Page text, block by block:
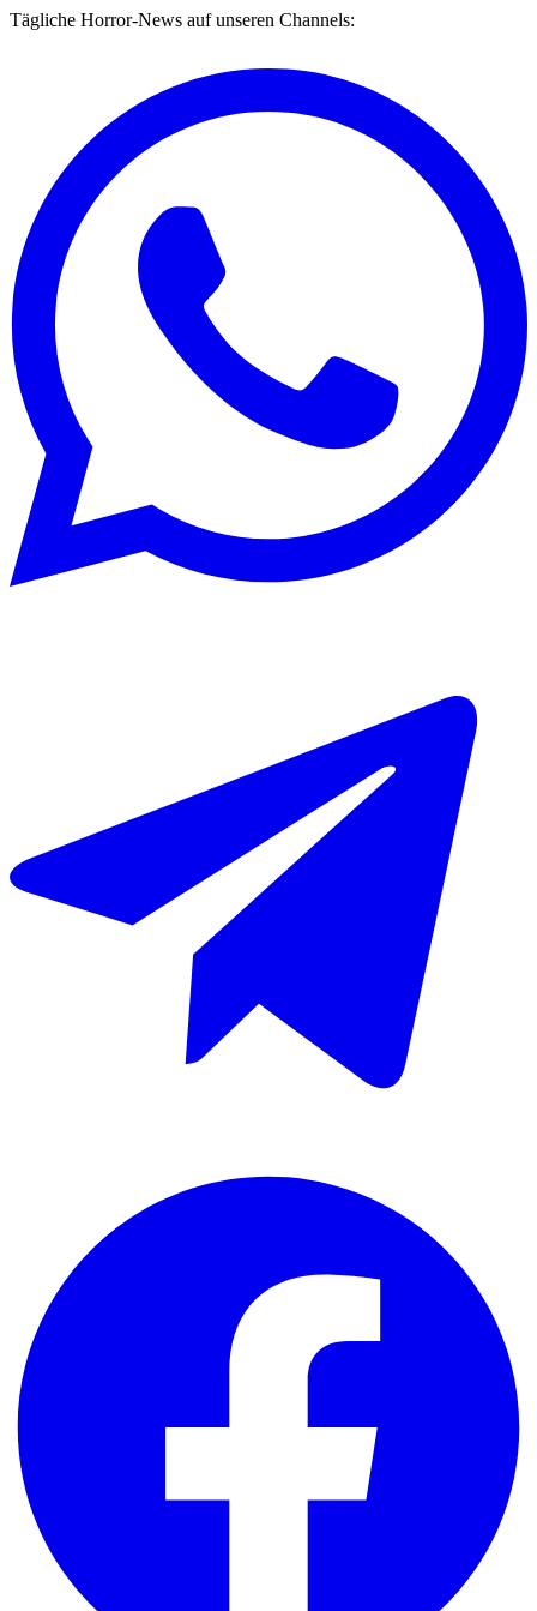
Tägliche Horror-News auf unseren Channels: